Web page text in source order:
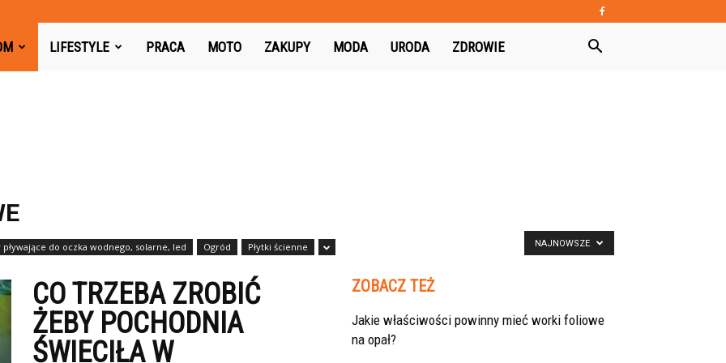
LIFESTYLE PRACA MOTO ZAKUPY MODA URODA ZDROWIE
pływające do oczka wodnego, solarne, led Ogród Płytki ścienne NAJNOWSZE
CO TRZEBA ZROBIĆ
ŻEBY POCHODNIA
ŚWIECIŁA W
ZOBACZ TEŻ
Jakie właściwości powinny mieć worki foliowe
na opał?